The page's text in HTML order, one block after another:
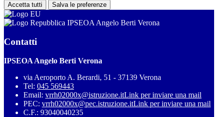
Accetta tutti Salva le preferenze
IPSEOA Angelo Berti Verona
Contatti
IPSEOA Angelo Berti Verona
via Aeroporto A. Berardi, 51 - 37139 Verona
Tel: 045 569443
Email: vrrh02000x@istruzione.itLink per inviare una mail
PEC: vrrh02000x@pec.istruzione.itLink per inviare una mail
C.F.: 93040040235